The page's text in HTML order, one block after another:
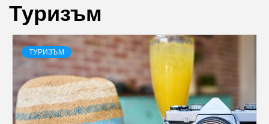
Туризъм
ТУРИЗЪМ